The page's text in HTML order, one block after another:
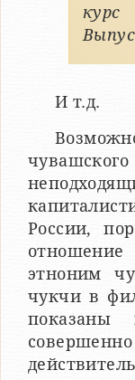
И т.д.
России,
этноним
чукчи в